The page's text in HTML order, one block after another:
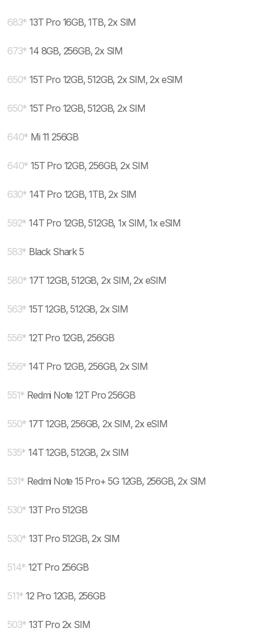
683* 13T Pro 16GB, 1TB, 2x SIM
673* 14 8GB, 256GB, 2x SIM
650* 15T Pro 12GB, 512GB, 2x SIM, 2x eSIM
650* 15T Pro 12GB, 512GB, 2x SIM
640* Mi 11 256GB
640* 15T Pro 12GB, 256GB, 2x SIM
630* 14T Pro 12GB, 1TB, 2x SIM
592* 14T Pro 12GB, 512GB, 1x SIM, 1x eSIM
583* Black Shark 5
580* 17T 12GB, 512GB, 2x SIM, 2x eSIM
563* 15T 12GB, 512GB, 2x SIM
556* 12T Pro 12GB, 256GB
556* 14T Pro 12GB, 256GB, 2x SIM
551* Redmi Note 12T Pro 256GB
550* 17T 12GB, 256GB, 2x SIM, 2x eSIM
535* 14T 12GB, 512GB, 2x SIM
531* Redmi Note 15 Pro+ 5G 12GB, 256GB, 2x SIM
530* 13T Pro 512GB
530* 13T Pro 512GB, 2x SIM
514* 12T Pro 256GB
511* 12 Pro 12GB, 256GB
503* 13T Pro 2x SIM